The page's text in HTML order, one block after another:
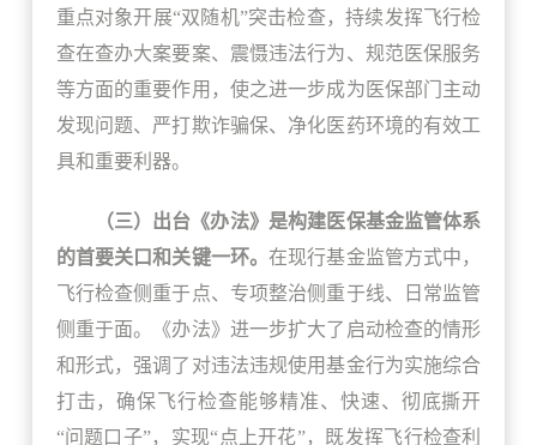
重点对象开展“双随机”突击检查，持续发挥飞行检
查在查办大案要案、震慑违法行为、规范医保服务
等方面的重要作用，使之进一步成为医保部门主动
发现问题、严打欺诈骗保、净化医药环境的有效工
具和重要利器。
（三）出台《办法》是构建医保基金监管体系
的首要关口和关键一环。在现行基金监管方式中，
飞行检查侧重于点、专项整治侧重于线、日常监管
侧重于面。《办法》进一步扩大了启动检查的情形
和形式，强调了对违法违规使用基金行为实施综合
打击，确保飞行检查能够精准、快速、彻底撕开
“问题口子”，实现“点上开花”，既发挥飞行检查利